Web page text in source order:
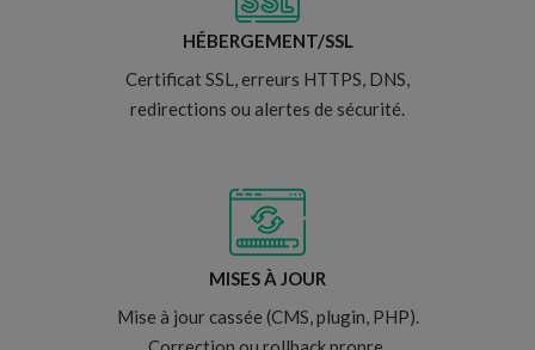
HÉBERGEMENT/SSL
Certificat SSL, erreurs HTTPS, DNS,
redirections ou alertes de sécurité.
MISES À JOUR
Mise à jour cassée (CMS, plugin, PHP).